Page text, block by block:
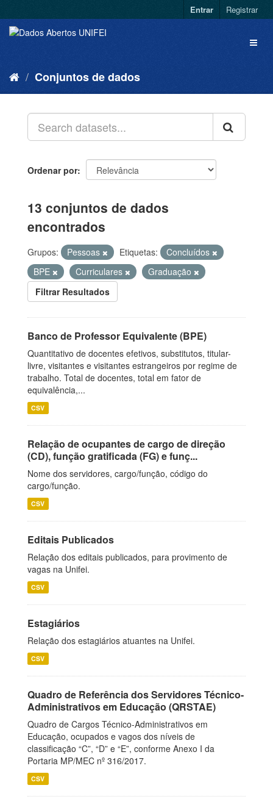
Entrar Registrar
Conjuntos de dados
Ordenar por
13 conjuntos de dados
encontrados
Grupos: Pessoas Etiquetas:
Concluídos
BPE
Curriculares
Graduação
Filtrar Resultados
Banco de Professor Equivalente (BPE)
Quantitativo de docentes efetivos, substitutos, titular-
livre, visitantes e visitantes estrangeiros por regime de
trabalho. Total de docentes, total em fator de
equivalência,...
CSV
Relação de ocupantes de cargo de direção
(CD), função gratificada (FG) e funç...
Nome dos servidores, cargo/função, código do
cargo/função.
CSV
Editais Publicados
Relação dos editais publicados, para provimento de
vagas na Unifei.
CSV
Estagiários
Relação dos estagiários atuantes na Unifei.
CSV
Quadro de Referência dos Servidores Técnico-
Administrativos em Educação (QRSTAE)
Quadro de Cargos Técnico-Administrativos em
Educação, ocupados e vagos dos níveis de
classificação “C”, “D” e “E”, conforme Anexo I da
Portaria MP/MEC nº 316/2017.
CSV